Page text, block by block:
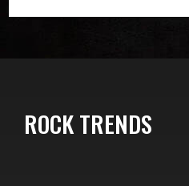
ROCK TRENDS